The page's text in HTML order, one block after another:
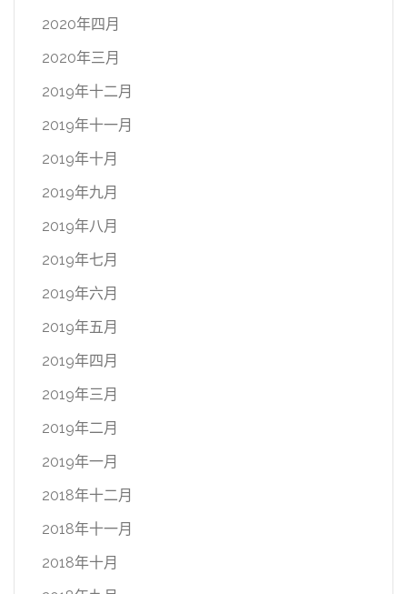
2020年四月
2020年三月
2019年十二月
2019年十一月
2019年十月
2019年九月
2019年八月
2019年七月
2019年六月
2019年五月
2019年四月
2019年三月
2019年二月
2019年一月
2018年十二月
2018年十一月
2018年十月